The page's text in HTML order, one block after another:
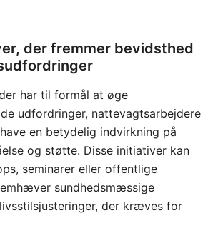
der fremmer bevidsthed
har til formål at øge
udfordringer, nattevagtsarbejdere
en betydelig indvirkning på
og støtte. Disse initiativer kan
seminarer eller offentlige
sundhedsmæssige
der kræves for